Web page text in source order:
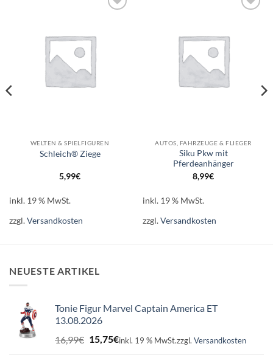
WELTEN & SPIELFIGUREN
Schleich® Ziege
5,99€
inkl. 19 % MwSt.
zzgl.Versandkosten
AUTOS, FAHRZEUGE & FLIEGER
Siku Pkw mit
Pferdeanhänger
8,99€
inkl. 19 % MwSt.
zzgl.Versandkosten
NEUESTE ARTIKEL
Tonie Figur Marvel Captain America ET
13.08.2026
16,99€ Ursprünglicher
Preis
15,75€Aktueller
inkl. 19 % MwSt.zzgl. Versandkosten